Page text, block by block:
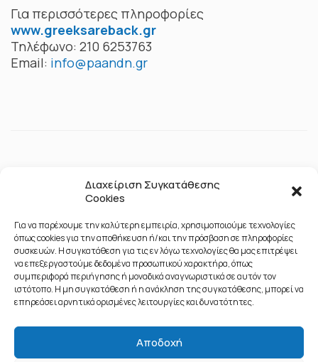
Διαχείριση Συγκατάθεσης
Cookies
Για να παρέχουμε την καλύτερη εμπειρία, χρησιμοποιούμε τεχνολογίες
όπως cookies για την αποθήκευση ή/και την πρόσβαση σε πληροφορίες
συσκευών. Η συγκατάθεση για τις εν λόγω τεχνολογίες θα μας επιτρέψει
να επεξεργαστούμε δεδομένα προσωπικού χαρακτήρα, όπως
συμπεριφορά περιήγησης ή μοναδικά αναγνωριστικά σε αυτόν τον
ιστότοπο. Η μη συγκατάθεση ή η ανάκληση της συγκατάθεσης, μπορεί να
επηρεάσει αρνητικά ορισμένες λειτουργίες και δυνατότητες.
Αποδοχή
Για περισσότερες πληροφορίες
www.greeksareback.gr
Τηλέφωνο: 210 6253763
Email: info@paandn.gr